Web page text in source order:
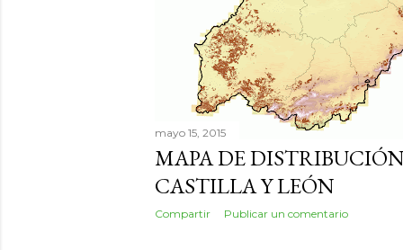
mayo 15, 2015
MAPA DE
CASTILLA Y LEÓN
Compartir Publicar un comentario